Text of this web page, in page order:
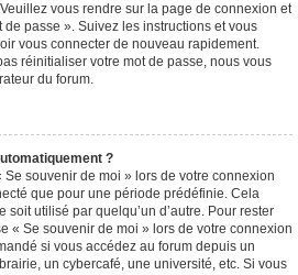
vous rendre sur la page de connexion et
de passe ». Suivez les instructions et vous
vous connecter de nouveau rapidement.
réinitialiser votre mot de passe, nous vous
du forum.
?
souvenir de moi » lors de votre connexion
que pour une période prédéfinie. Cela
soit utilisé par quelqu’un d’autre. Pour rester
« Se souvenir de moi » lors de votre connexion
si vous accédez au forum depuis un
un cybercafé, une université, etc. Si vous